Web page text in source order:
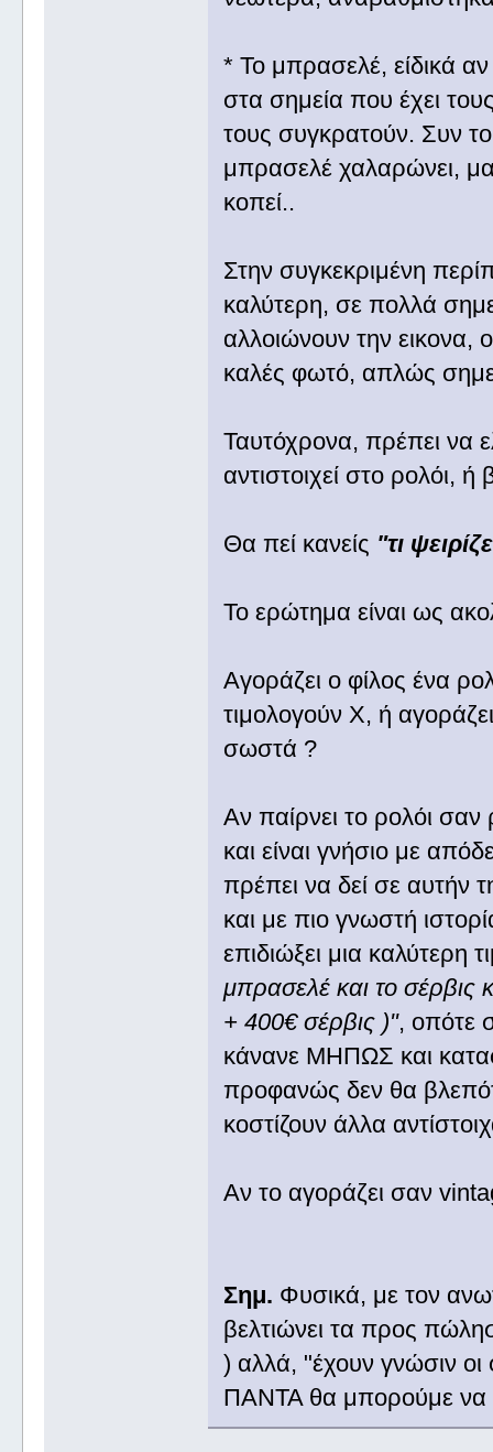
* Το μπρασελέ, είδικά αν
στα σημεία που έχει
τους συγκρατούν. Συν
μπρασελέ χαλαρώνει,
κοπεί..
Στην συγκεκριμένη
καλύτερη, σε πολλά
αλλοιώνουν την εικονα,
καλές φωτό, απλώς
Ταυτόχρονα, πρέπει να
αντιστοιχεί στο ρολόι,
Θα πεί κανείς "τι
Το ερώτημα είναι ως
Αγοράζει ο φίλος ένα
τιμολογούν Χ, ή
σωστά ?
Αν παίρνει το ρολόι σαν
και είναι γνήσιο με
πρέπει να δεί σε αυτήν
και με πιο γνωστή
επιδιώξει μια καλύτερη
μπρασελέ και το σέρβις
+ 400€ σέρβις )", οπότε
κάνανε ΜΗΠΩΣ και
προφανώς δεν θα
κοστίζουν άλλα
Αν το αγοράζει σαν
Σημ. Φυσικά, με τον
βελτιώνει τα προς
) αλλά, "έχουν γνώσιν οι
ΠΑΝΤΑ θα μπορούμε να